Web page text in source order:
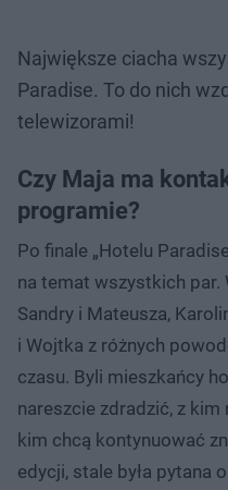
Największe ciacha
Paradise. To do nich
telewizorami!
Czy Maja ma
programie?
Po finale „Hotelu
na temat wszystkich par.
Sandry i Mateusza,
i Wojtka z różnych
czasu. Byli mieszkańcy
nareszcie zdradzić, z
kim chcą kontynuować
edycji, stale była pytana